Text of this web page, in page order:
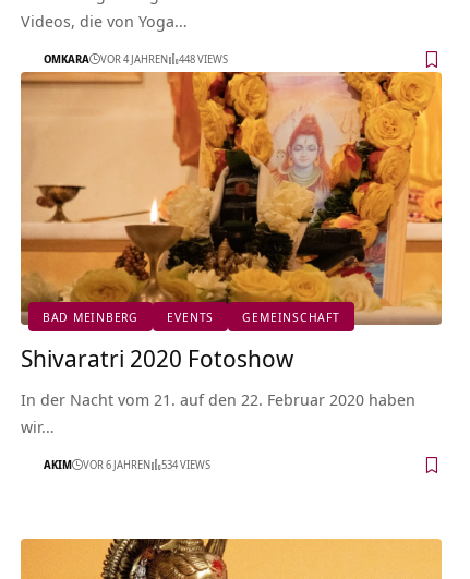
Videos, die von Yoga…
OMKARA VOR 4 JAHREN 448 VIEWS
BAD MEINBERG EVENTS GEMEINSCHAFT
Shivaratri 2020 Fotoshow
In der Nacht vom 21. auf den 22. Februar 2020 haben
wir…
AKIM VOR 6 JAHREN 534 VIEWS